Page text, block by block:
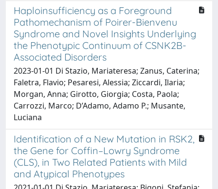
Haploinsufficiency as a Foreground
Pathomechanism of Poirer-Bienvenu
Syndrome and Novel Insights Underlying
the Phenotypic Continuum of CSNK2B-
Associated Disorders
2023-01-01 Di Stazio, Mariateresa; Zanus, Caterina;
Faletra, Flavio; Pesaresi, Alessia; Ziccardi, Ilaria;
Morgan, Anna; Girotto, Giorgia; Costa, Paola;
Carrozzi, Marco; D’Adamo, Adamo P.; Musante,
Luciana
Identification of a New Mutation in RSK2,
the Gene for Coffin–Lowry Syndrome
(CLS), in Two Related Patients with Mild
and Atypical Phenotypes